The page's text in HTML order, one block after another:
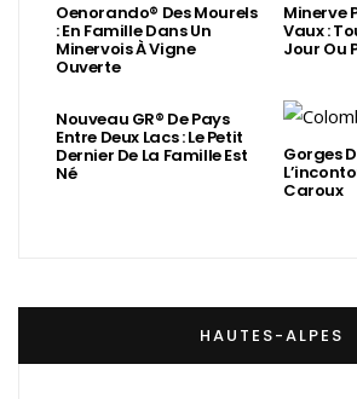
Oenorando® Des Mourels
: En Famille Dans Un
Minervois À Vigne
Ouverte
Minerve
Vaux :
Jour Ou
Nouveau GR® De Pays
Entre Deux Lacs : Le Petit
Dernier De La Famille Est
Né
Gorges
Caroux
HAUTES-ALPES